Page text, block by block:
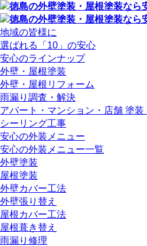
地域の皆様に
選ばれる「10」の安心
安心のラインナップ
外壁・屋根塗装
外壁・屋根リフォーム
雨漏り調査・解決
アパート・マンション・店舗 塗
シーリング工事
安心の外装メニュー
安心の外装メニュー一覧
外壁塗装
屋根塗装
外壁カバー工法
外壁張り替え
屋根カバー工法
屋根葺き替え
雨漏り修理